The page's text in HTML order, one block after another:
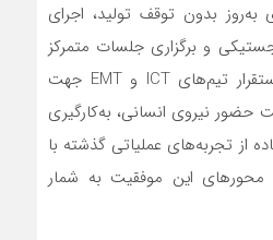
بدون توقف تولید، اجرای
و برگزاری جلسات متمرکز
برای طرح‌ریزی خلاقانه، استقرار تیم‌های ICT و EMT جهت
حضور نیروی انسانی، به‌کارگیری
از تجربه‌های عملیاتی گذشته با
این موفقیت به شمار